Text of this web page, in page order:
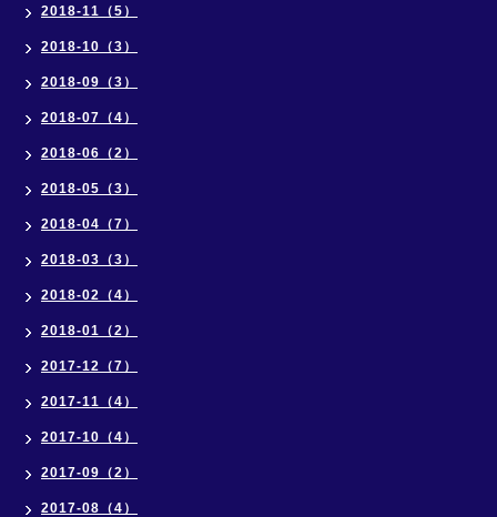
2018-11（5）
2018-10（3）
2018-09（3）
2018-07（4）
2018-06（2）
2018-05（3）
2018-04（7）
2018-03（3）
2018-02（4）
2018-01（2）
2017-12（7）
2017-11（4）
2017-10（4）
2017-09（2）
2017-08（4）